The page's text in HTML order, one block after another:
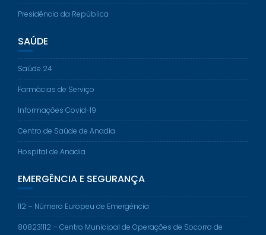
Presidência da República
SAÚDE
Saúde 24
Farmácias de Serviço
Informações Covid-19
Centro de Saúde de Anadia
Hospital de Anadia
EMERGÊNCIA E SEGURANÇA
112 – Número Europeu de Emergência
808231112 – Centro Municipal de Operações de Socorro de